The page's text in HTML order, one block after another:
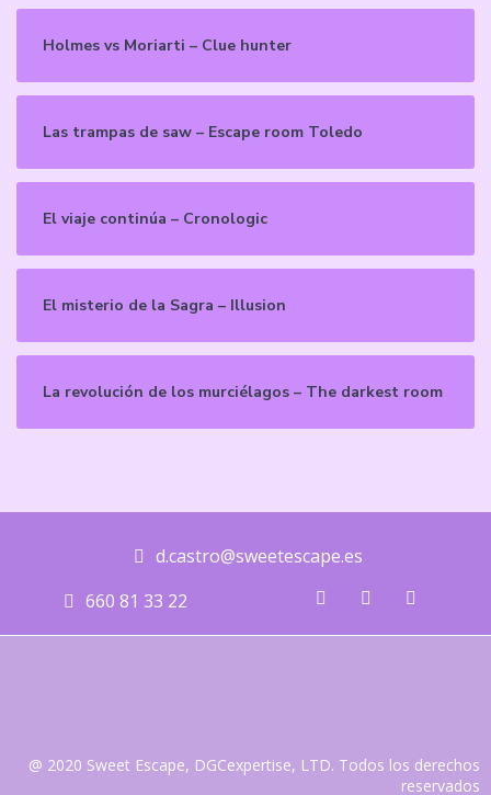
Holmes vs Moriarti – Clue hunter
Las trampas de saw – Escape room Toledo
El viaje continúa – Cronologic
El misterio de la Sagra – Illusion
La revolución de los murciélagos – The darkest room
d.castro@sweetescape.es
660 81 33 22
@ 2020 Sweet Escape, DGCexpertise, LTD. Todos los derechos
reservados